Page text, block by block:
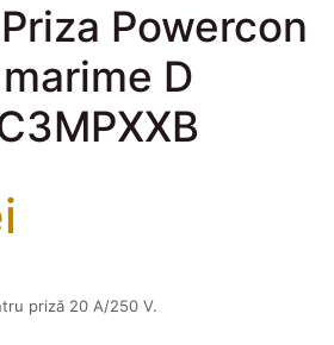
Powercon
D
priză 20 A/250 V.